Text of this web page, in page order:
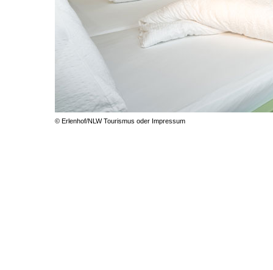
© Erlenhof/NLW Tourismus oder Impressum